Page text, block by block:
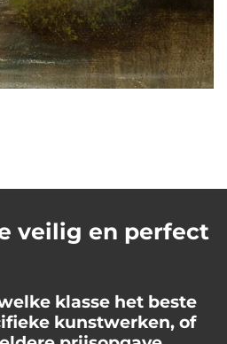
veilig en perfect
klasse het beste
kunstwerken, of